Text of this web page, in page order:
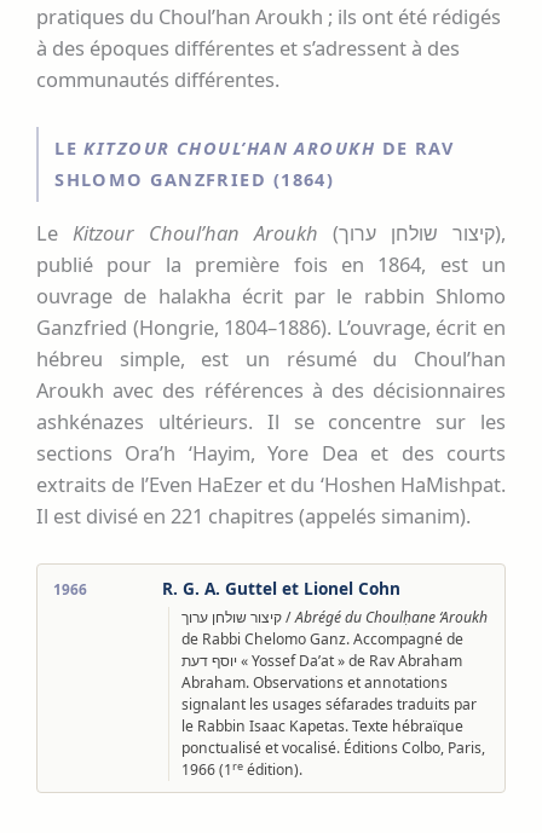
pratiques du Choul’han Aroukh ; ils ont été rédigés
à des époques différentes et s’adressent à des
communautés différentes.
LEKITZOUR CHOUL’HAN AROUKH DE RAV
SHLOMO GANZFRIED (1864)
Le Kitzour Choul’han Aroukh (קיצור שולחן ערוך),
publié pour la première fois en 1864, est un
ouvrage de halakha écrit par le rabbin Shlomo
Ganzfried (Hongrie, 1804–1886). L’ouvrage, écrit en
hébreu simple, est un résumé du Choul’han
Aroukh avec des références à des décisionnaires
ashkénazes ultérieurs. Il se concentre sur les
sections Ora’h ‘Hayim, Yore Dea et des courts
extraits de l’Even HaEzer et du ‘Hoshen HaMishpat.
Il est divisé en 221 chapitres (appelés simanim).
1966 R. G. A. Guttel et Lionel Cohn
קיצור שולחן ערוך /Abrégé du Choulḥane ‘Aroukh
de Rabbi Chelomo Ganz. Accompagné de
יוסף דעת « Yossef Da’at » de Rav Abraham
Abraham. Observations et annotations
signalant les usages séfarades traduits par
le Rabbin Isaac Kapetas. Texte hébraïque
ponctualisé et vocalisé. Éditions Colbo, Paris,
1966 (1re édition).